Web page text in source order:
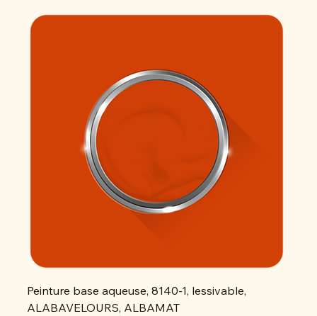
Peinture base aqueuse, 8140-1, lessivable,
ALABAVELOURS, ALBAMAT